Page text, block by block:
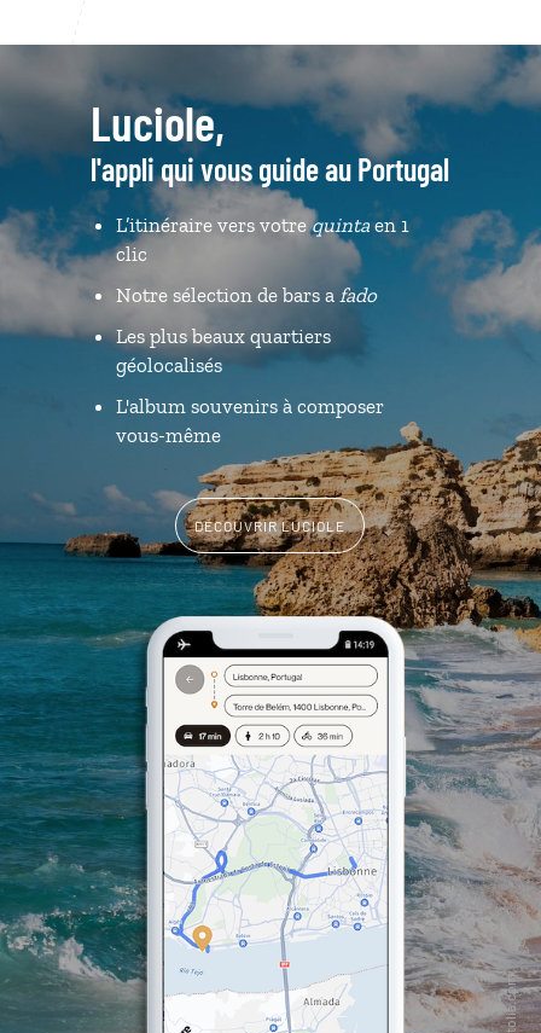
Luciole,
l'appli qui vous guide au Portugal
L’itinéraire vers votrequintaen 1
clic
Notre sélection de bars a fado
Les plus beaux quartiers
géolocalisés
L'album souvenirs à composer
vous-même
DÉCOUVRIR LUCIOLE